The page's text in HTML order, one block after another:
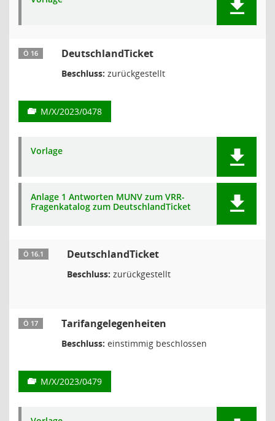
Ö 16 DeutschlandTicket
Beschluss: zurückgestellt
M/X/2023/0478
Vorlage
Anlage 1 Antworten MUNV zum VRR-
Fragenkatalog zum DeutschlandTicket
Ö 16.1 DeutschlandTicket
Beschluss: zurückgestellt
Ö 17 Tarifangelegenheiten
Beschluss: einstimmig beschlossen
M/X/2023/0479